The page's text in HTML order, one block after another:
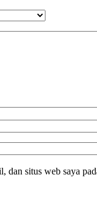
dan situs web saya